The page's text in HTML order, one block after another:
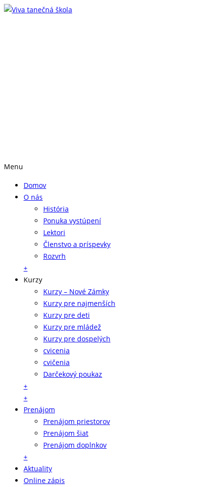
Menu
Domov
O nás
História
Ponuka vystúpení
Lektori
Členstvo a príspevky
Rozvrh
+
Kurzy
Kurzy – Nové Zámky
Kurzy pre najmenších
Kurzy pre deti
Kurzy pre mládež
Kurzy pre dospelých
cvicenia
cvičenia
Darčekový poukaz
+
+
Prenájom
Prenájom priestorov
Prenájom šiat
Prenájom doplnkov
+
Aktuality
Online zápis